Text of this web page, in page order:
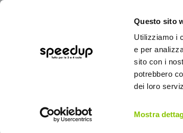
Questo sito
Utilizziamo i
e per
sito con i
potrebbero
dei loro
Mostra
BICI
Moto Lampadine e Fanali moto
Lampadina moto T10 a led,